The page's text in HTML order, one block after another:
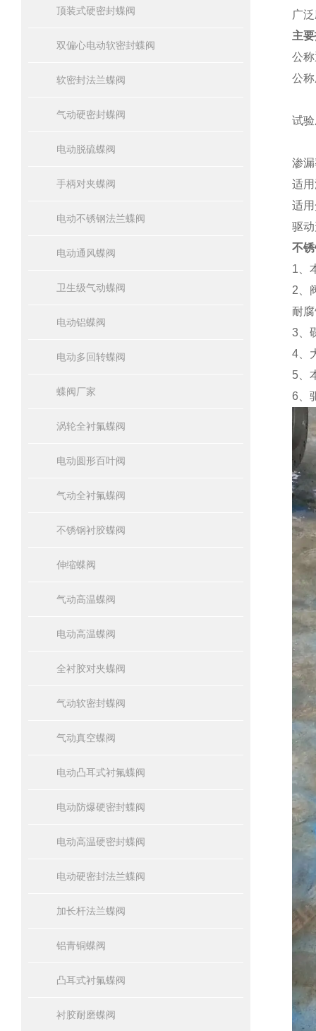
顶装式硬密封蝶阀
双偏心电动软密封蝶阀
软密封法兰蝶阀
气动硬密封蝶阀
电动脱硫蝶阀
手柄对夹蝶阀
电动不锈钢法兰蝶阀
电动通风蝶阀
卫生级气动蝶阀
电动铝蝶阀
电动多回转蝶阀
蝶阀厂家
涡轮全衬氟蝶阀
电动圆形百叶阀
气动全衬氟蝶阀
不锈钢衬胶蝶阀
伸缩蝶阀
气动高温蝶阀
电动高温蝶阀
全衬胶对夹蝶阀
气动软密封蝶阀
气动真空蝶阀
电动凸耳式衬氟蝶阀
电动防爆硬密封蝶阀
电动高温硬密封蝶阀
电动硬密封法兰蝶阀
加长杆法兰蝶阀
铝青铜蝶阀
凸耳式衬氟蝶阀
衬胶耐磨蝶阀
广
主
公
公
试
渗
适
适
驱
不
1、
2、
耐
3、
4、
5、
6、